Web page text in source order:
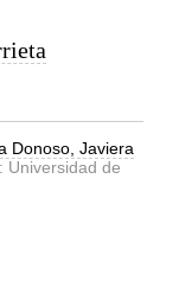
Donoso, Javiera
Universidad de